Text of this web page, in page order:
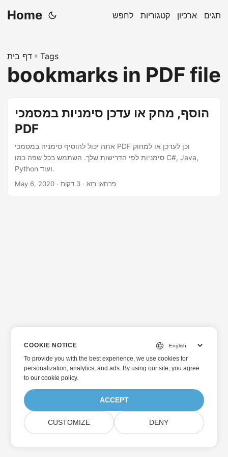
Home לחפש קטגוריות ארכיון תגים
דף בית » Tags
bookmarks in PDF file
הוסף, מחק או עדכן סימניות במסמכי
PDF
אתה יכול להוסיף סימניה במסמכי PDF וכן לעדכן או למחוק
סימניות לפי הדרישות שלך. השתמש בכל שפה כמו C#, Java,
Python ועוד.
May 6, 2020 · פרחאן רזא · 3 דקות
COOKIE NOTICE
To provide you with the best experience, we use cookies for
personalization, analytics, and ads. By using our site, you agree
toour cookie policy.
ACCEPT
CUSTOMIZE DENY